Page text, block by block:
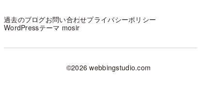
過去のブログお問い合わせプライバシーポリシー
WordPressテーマ mosir
©2026 webbingstudio.com